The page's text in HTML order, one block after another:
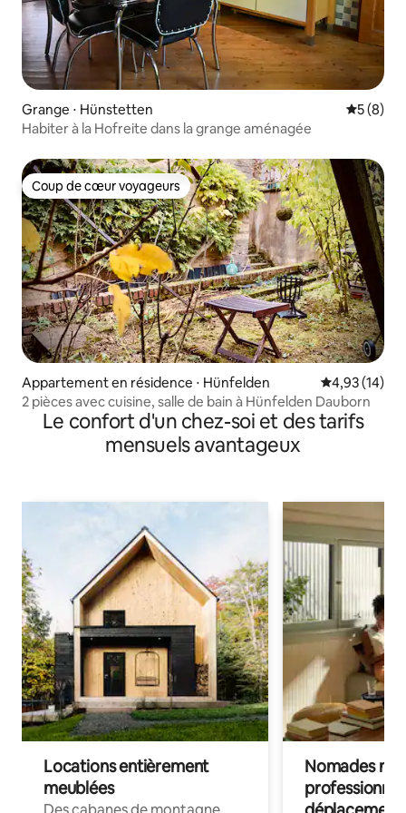
Grange ⋅ Hünstetten
5 (8)
Habiter à la Hofreite dans la grange aménagée
Coup de cœur voyageurs
Coup de cœur voyageurs
Appartement en résidence ⋅ Hünfelden Évaluation
4,93 (14)
2 pièces avec cuisine, salle de bain à Hünfelden Dauborn
Le confort d'un chez-soi et des tarifs
mensuels avantageux
Locations entièrement
meublées
Nomades